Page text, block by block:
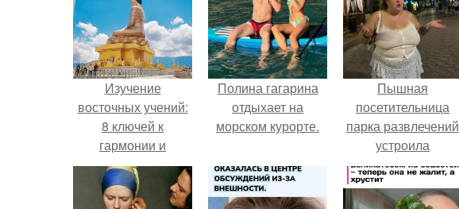
Изучение
восточных учений:
8 ключей к
гармонии и
мудрости
Полина гагарина
отдыхает на
морском курорте.
Пышная
посетительница
парка развлечений
устроила
обсуждение в
соцсетях после
неожиданного